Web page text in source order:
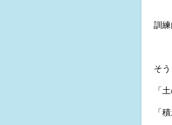
訓
そ
「
「